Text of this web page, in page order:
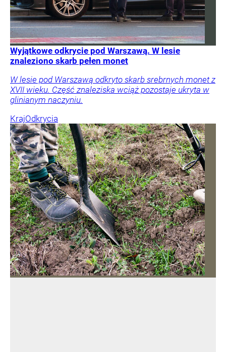
Wyjątkowe odkrycie pod Warszawą. W lesie
znaleziono skarb pełen monet
W lesie pod Warszawą odkryto skarb srebrnych monet z
XVII wieku. Część znaleziska wciąż pozostaje ukryta w
glinianym naczyniu.
KrajOdkrycia